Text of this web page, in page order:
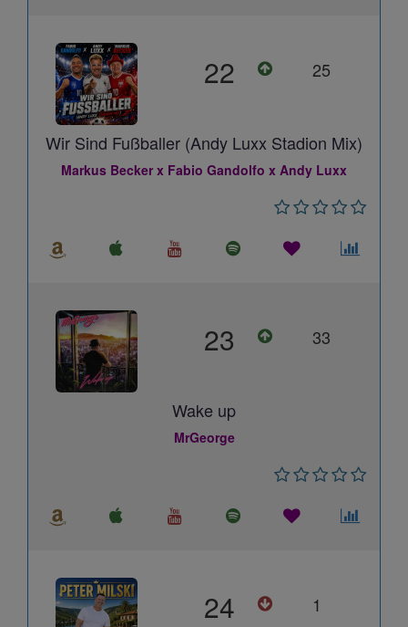
22 25
Wir Sind Fußballer (Andy Luxx Stadion Mix)
Markus Becker x Fabio Gandolfo x Andy Luxx
23 33
Wake up
MrGeorge
24 1